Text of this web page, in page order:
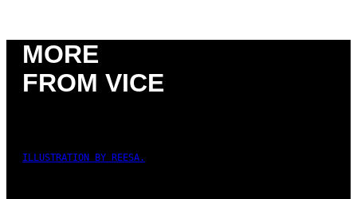
MORE
FROM VICE
ILLUSTRATION BY REESA.